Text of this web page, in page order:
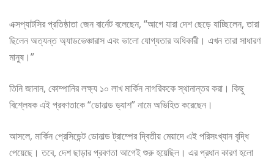
এক্সপ্যাটসির প্রতিষ্ঠাতা জেন বার্নেট বলেছেন, “আগে যারা দেশ ছেড়ে যাচ্ছিলেন, তারা
ছিলেন অত্যন্ত অ্যাডভেঞ্চারাস এবং ভালো যোগ্যতার অধিকারী। এখন তারা সাধারণ
মানুষ।”
তিনি জানান, কোম্পানির লক্ষ্য ১০ লাখ মার্কিন নাগরিককে স্থানান্তর করা। কিছু
বিশ্লেষক এই প্রবণতাকে “ডোনাল্ড ড্যাশ” নামে অভিহিত করেছেন।
আসলে, মার্কিন প্রেসিডেন্ট ডোনাল্ড ট্রাম্পের দ্বিতীয় মেয়াদে এই পরিসংখ্যান বৃদ্ধি
পেয়েছে। তবে, দেশ ছাড়ার প্রবণতা আগেই শুরু হয়েছিল। এর প্রধান কারণ হলো